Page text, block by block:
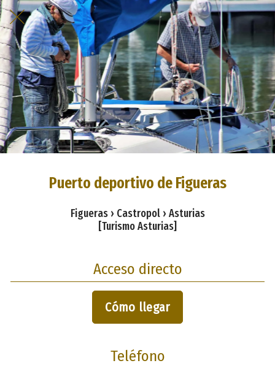
Puerto deportivo de Figueras
Figueras › Castropol › Asturias
[Turismo Asturias]
Acceso directo
Cómo llegar
Teléfono